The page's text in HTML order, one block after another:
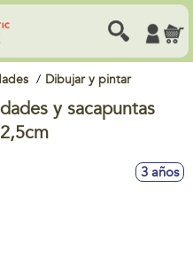
Dibujar y pintar
y sacapuntas
3 años